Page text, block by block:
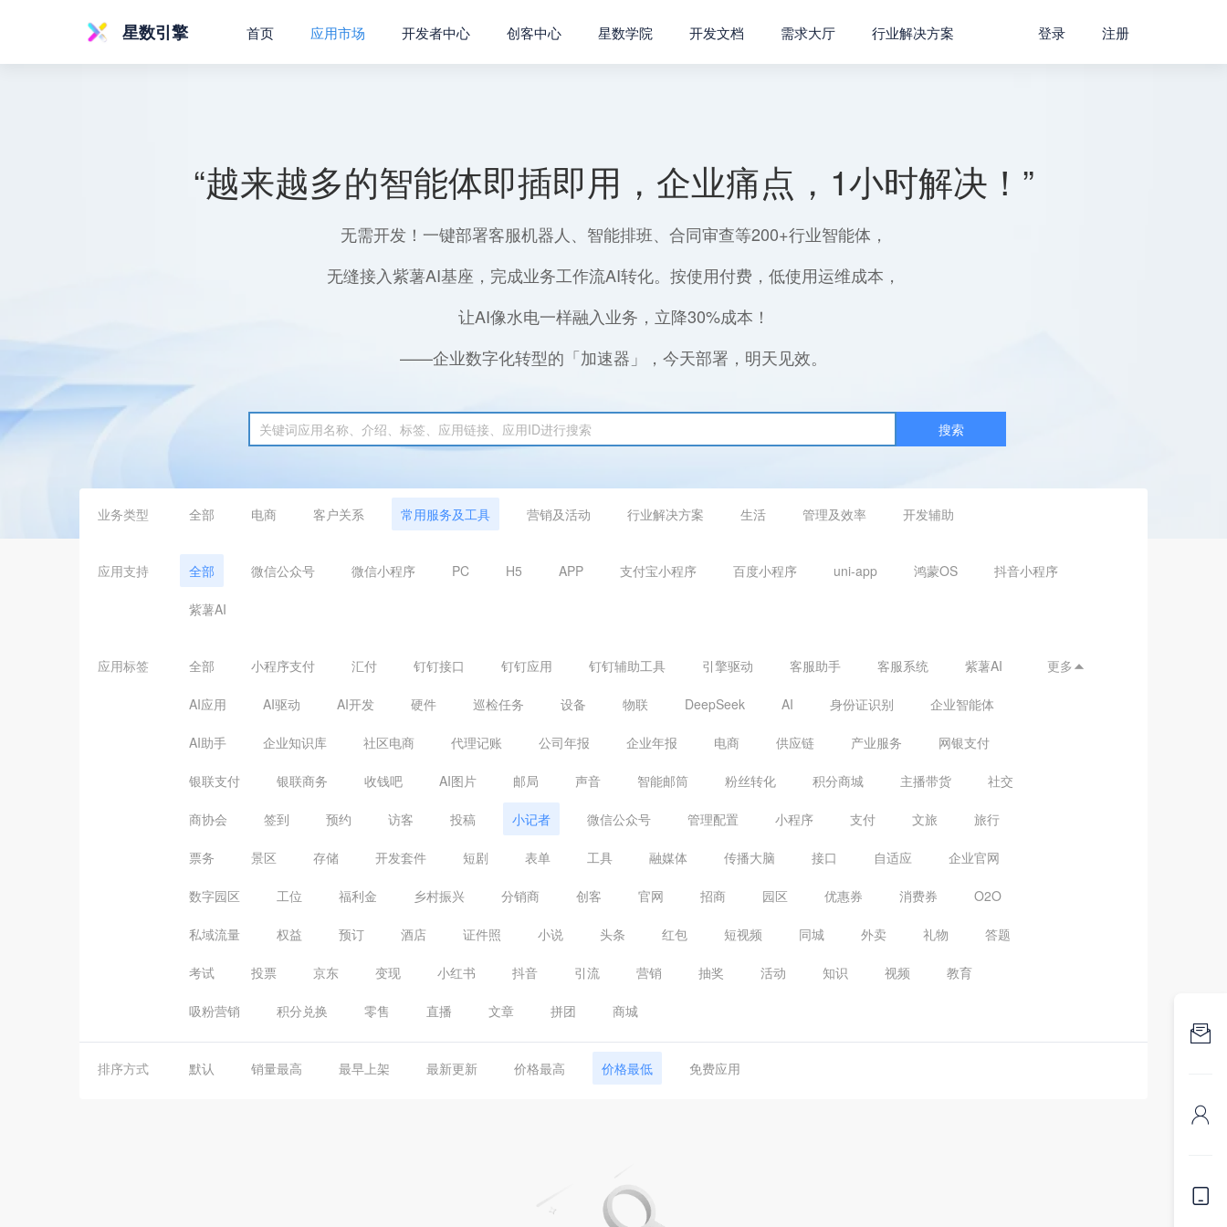
星数引擎 首页 应用市场 开发者中心 创客中心 星数学院 开发文档 需求大厅 行业解决方案 登录 注册
“越来越多的智能体即插即用，企业痛点，1小时解决！”
无需开发！一键部署客服机器人、智能排班、合同审查等200+行业智能体，
无缝接入紫薯AI基座，完成业务工作流AI转化。按使用付费，低使用运维成本，
让AI像水电一样融入业务，立降30%成本！
——企业数字化转型的「加速器」，今天部署，明天见效。
搜索
业务类型 全部 电商 客户关系 常用服务及工具 营销及活动 行业解决方案 生活 管理及效率 开发辅助
应用支持 全部 微信公众号 微信小程序 PC H5 APP 支付宝小程序 百度小程序 uni-app 鸿蒙OS 抖音小程序
紫薯AI
应用标签 全部 小程序支付 汇付 钉钉接口 钉钉应用 钉钉辅助工具 引擎驱动 客服助手 客服系统 紫薯AI
AI应用 AI驱动 AI开发 硬件 巡检任务 设备 物联 DeepSeek AI 身份证识别 企业智能体
AI助手 企业知识库 社区电商 代理记账 公司年报 企业年报 电商 供应链 产业服务 网银支付
银联支付 银联商务 收钱吧 AI图片 邮局 声音 智能邮筒 粉丝转化 积分商城 主播带货 社交
商协会 签到 预约 访客 投稿 小记者 微信公众号 管理配置 小程序 支付 文旅 旅行
票务 景区 存储 开发套件 短剧 表单 工具 融媒体 传播大脑 接口 自适应 企业官网
数字园区 工位 福利金 乡村振兴 分销商 创客 官网 招商 园区 优惠券 消费券 O2O
私域流量 权益 预订 酒店 证件照 小说 头条 红包 短视频 同城 外卖 礼物 答题
考试 投票 京东 变现 小红书 抖音 引流 营销 抽奖 活动 知识 视频 教育
吸粉营销 积分兑换 零售 直播 文章 拼团 商城
更多 
排序方式 默认 销量最高 最早上架 最新更新 价格最高 价格最低 免费应用


